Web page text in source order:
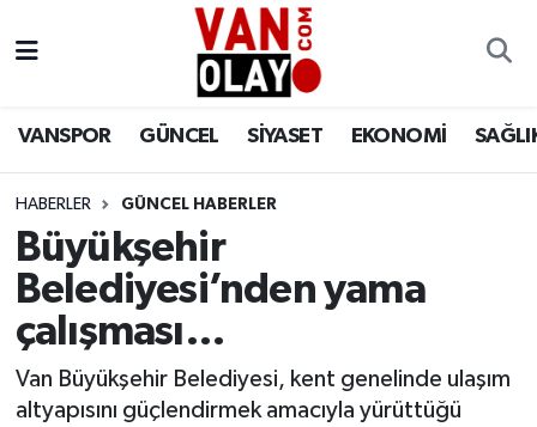
VANSPOR GÜNCEL SİYASET EKONOMİ
HABERLER GÜNCEL HABERLER
Büyükşehir
Belediyesi’nden yama
çalışması…
Van Büyükşehir Belediyesi, kent genelinde ulaşım
altyapısını güçlendirmek amacıyla yürüttüğü
Siyaset
Ekonomi
Sağlık
Eğitim
Van Nöbetçi Eczaneler
Van Namaz Vakitleri
Van Trafik Yoğunluk Haritası
Süper Lig Puan Durumu ve Fikstür
Tüm Manşetler